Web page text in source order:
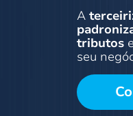
A
tributos e
seu